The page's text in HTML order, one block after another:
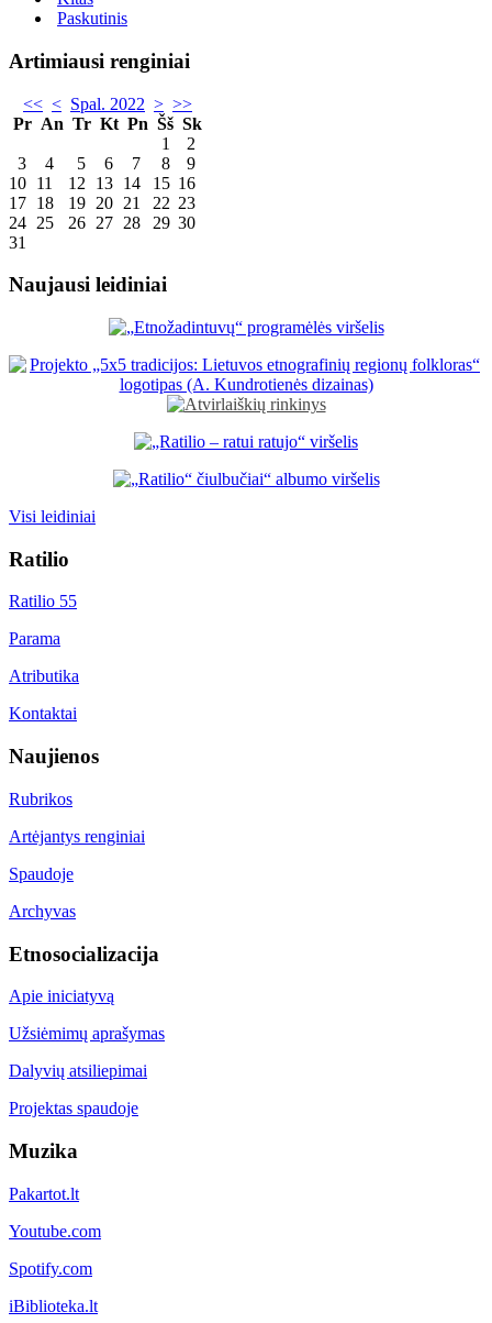
Paskutinis
Artimiausi renginiai
<< < Spal. 2022 > >>
Pr An Tr Kt Pn Šš Sk
1
2
3
4 5 6 7 8
9
10 11 12 13 14 15 16
17 18 19 20 21 22 23
24 25 26 27 28 29 30
31
Naujausi leidiniai
Visi leidiniai
Ratilio
Ratilio 55
Parama
Atributika
Kontaktai
Naujienos
Rubrikos
Artėjantys renginiai
Spaudoje
Archyvas
Etnosocializacija
Apie iniciatyvą
Užsiėmimų aprašymas
Dalyvių atsiliepimai
Projektas spaudoje
Muzika
Pakartot.lt
Youtube.com
Spotify.com
iBiblioteka.lt